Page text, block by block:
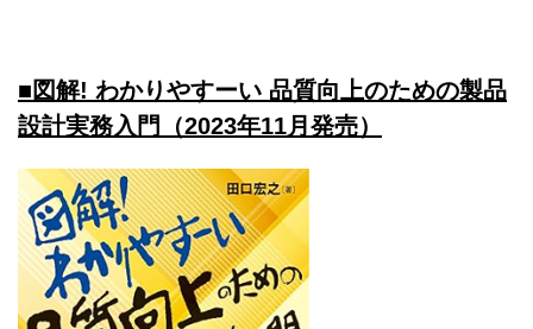
■図解! わかりやすーい 品質向上のための製品
設計実務入門（2023年11月発売）